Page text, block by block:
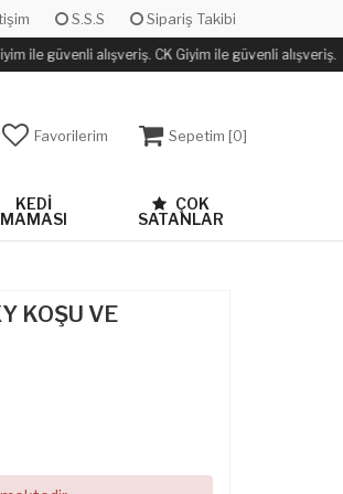
S.S.S Sipariş Takibi
ile güvenli alışveriş. CK Giyim ile güvenli alışveriş.
Favorilerim Sepetim [0]
KEDİ
MAMASI
ÇOK
SATANLAR
KOŞU VE